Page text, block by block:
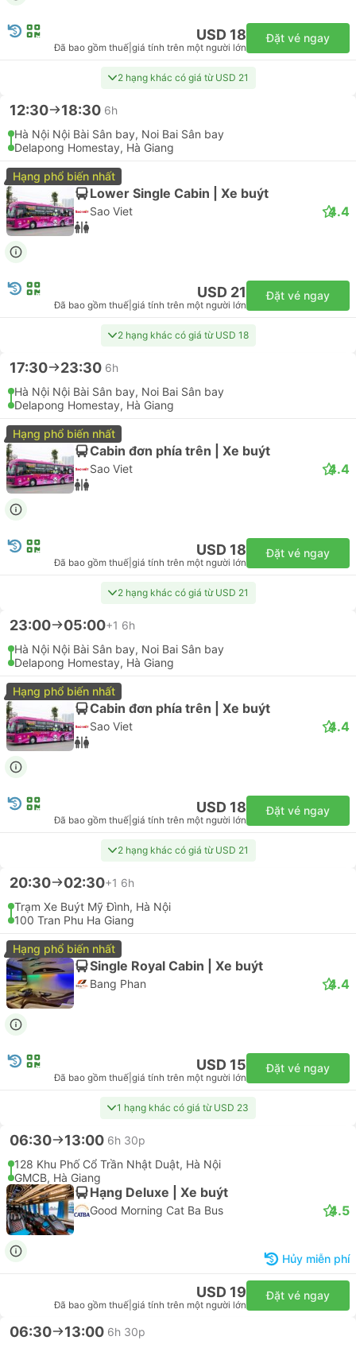
USD 18
Đã bao gồm thuế giá tính trên một người lớn
Đặt vé ngay
2 hạng khác có giá từ USD 21
12:30 18:30 6h
Hà Nội Nội Bài Sân bay, Noi Bai Sân bay
Delapong Homestay, Hà Giang
Hạng phổ biến nhất
Lower Single Cabin | Xe buýt
Sao Viet 4.4
USD 21
Đã bao gồm thuế giá tính trên một người lớn
Đặt vé ngay
2 hạng khác có giá từ USD 18
17:30 23:30 6h
Hà Nội Nội Bài Sân bay, Noi Bai Sân bay
Delapong Homestay, Hà Giang
Hạng phổ biến nhất
Cabin đơn phía trên | Xe buýt
Sao Viet 4.4
USD 18
Đã bao gồm thuế giá tính trên một người lớn
Đặt vé ngay
2 hạng khác có giá từ USD 21
23:00 05:00+1 6h
Hà Nội Nội Bài Sân bay, Noi Bai Sân bay
Delapong Homestay, Hà Giang
Hạng phổ biến nhất
Cabin đơn phía trên | Xe buýt
Sao Viet 4.4
USD 18
Đã bao gồm thuế giá tính trên một người lớn
Đặt vé ngay
2 hạng khác có giá từ USD 21
20:30 02:30+1 6h
Trạm Xe Buýt Mỹ Đình, Hà Nội
100 Tran Phu Ha Giang
Hạng phổ biến nhất
Single Royal Cabin | Xe buýt
Bang Phan 4.4
USD 15
Đã bao gồm thuế giá tính trên một người lớn
Đặt vé ngay
1 hạng khác có giá từ USD 23
06:30 13:00 6h 30p
128 Khu Phố Cổ Trần Nhật Duật, Hà Nội
GMCB, Hà Giang
Hạng Deluxe | Xe buýt
Good Morning Cat Ba Bus 4.5
Hủy miễn phí
USD 19
Đã bao gồm thuế giá tính trên một người lớn
Đặt vé ngay
06:30 13:00 6h 30p